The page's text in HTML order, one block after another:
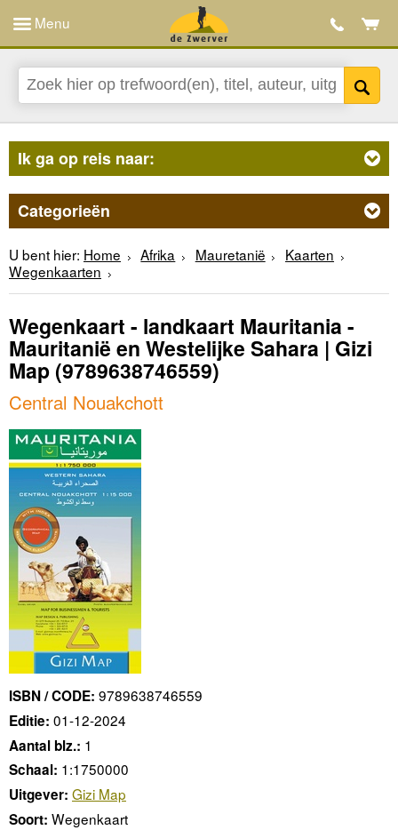
Menu
Ik ga op reis naar:
Categorieën
U bent hier: Home Afrika Mauretanië
Kaarten
Wegenkaarten
Wegenkaart - landkaart Mauritania -
Mauritanië en Westelijke Sahara | Gizi
Map (9789638746559)
Central Nouakchott
ISBN / CODE: 9789638746559
Editie: 01-12-2024
Aantal blz.: 1
Schaal: 1:1750000
Uitgever: Gizi Map
Soort: Wegenkaart